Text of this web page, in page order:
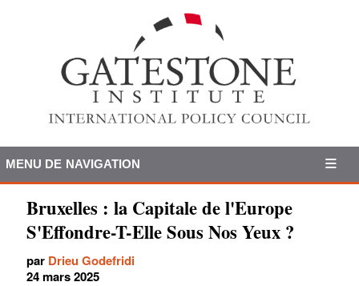
MENU DE NAVIGATION
Bruxelles : la Capitale de l'Europe
S'Effondre-T-Elle Sous Nos Yeux ?
par Drieu Godefridi
24 mars 2025